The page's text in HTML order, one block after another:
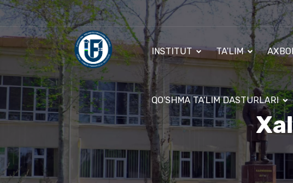
INSTITUT TA'LIM
QO'SHMA TA'LIM DASTURLARI